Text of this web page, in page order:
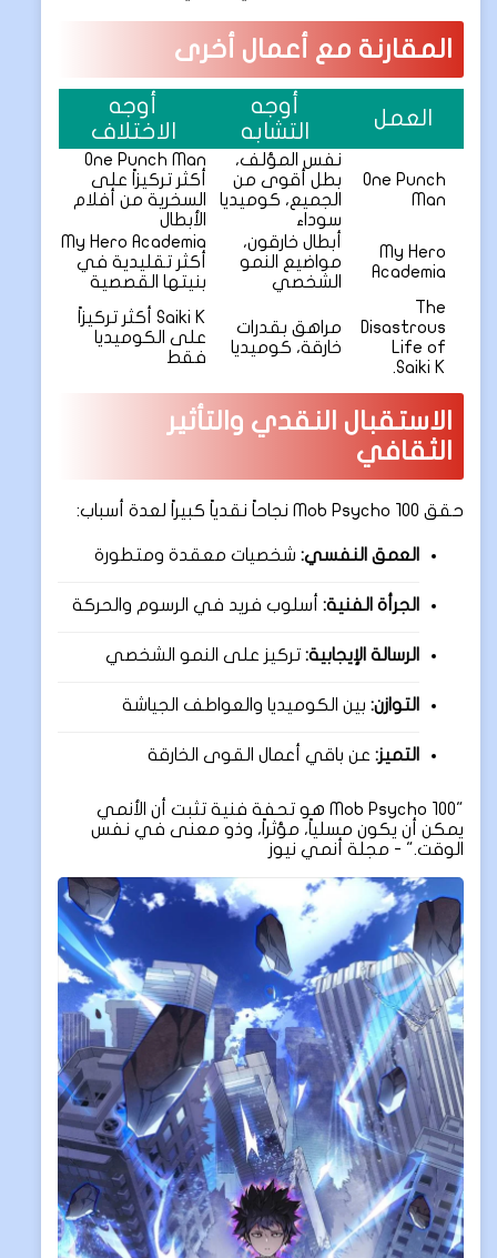
المقارنة مع أعمال أخرى
العمل
أوجه
التشابه
أوجه
الاختلاف
One Punch
Man
نفس المؤلف،
بطل أقوى من
الجميع، كوميديا
سوداء
One Punch Man
أكثر تركيزاً على
السخرية من أفلام
الأبطال
My Hero
Academia
أبطال خارقون،
مواضيع النمو
الشخصي
My Hero Academia
أكثر تقليدية في
بنيتها القصصية
The
Disastrous
Life of
Saiki K.
مراهق بقدرات
خارقة، كوميديا
Saiki K أكثر تركيزاً
على الكوميديا
فقط
الاستقبال النقدي والتأثير
الثقافي
حقق Mob Psycho 100 نجاحاً نقدياً كبيراً لعدة أسباب:
العمق النفسي: شخصيات معقدة ومتطورة
الجرأة الفنية: أسلوب فريد في الرسوم والحركة
الرسالة الإيجابية: تركيز على النمو الشخصي
التوازن: بين الكوميديا والعواطف الجياشة
التميز: عن باقي أعمال القوى الخارقة
"Mob Psycho 100 هو تحفة فنية تثبت أن الأنمي
يمكن أن يكون مسلياً، مؤثراً، وذو معنى في نفس
الوقت." - مجلة أنمي نيوز